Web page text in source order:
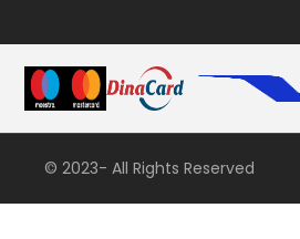
© 2023- All Rights Reserved